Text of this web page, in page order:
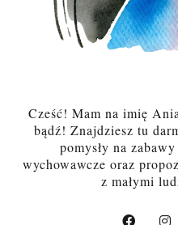
Cześć! Mam na imię
bądź! Znajdziesz tu
pomysły na
wychowawcze oraz
z małymi